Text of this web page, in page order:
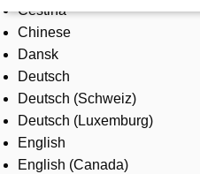
Products & Solutions
Industries
Services
About us
Where to buy
Contact us
Careers
Čeština
Chinese
Dansk
Deutsch
Deutsch (Schweiz)
Deutsch (Luxemburg)
English
English (Canada)